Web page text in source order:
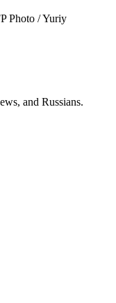
Photo / Yuriy
and Russians.